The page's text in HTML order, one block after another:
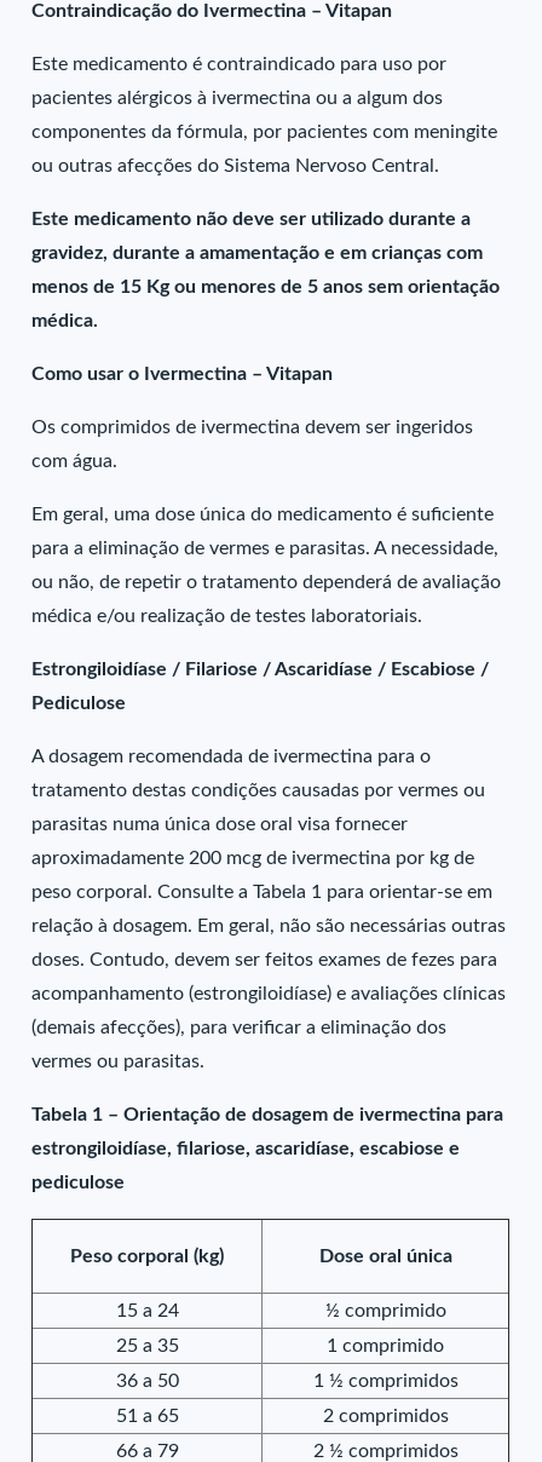
Contraindicação do Ivermectina – Vitapan
Este medicamento é contraindicado para uso por
pacientes alérgicos à ivermectina ou a algum dos
componentes da fórmula, por pacientes com meningite
ou outras afecções do Sistema Nervoso Central.
Este medicamento não deve ser utilizado durante a
gravidez, durante a amamentação e em crianças com
menos de 15 Kg ou menores de 5 anos sem orientação
médica.
Como usar o Ivermectina – Vitapan
Os comprimidos de ivermectina devem ser ingeridos
com água.
Em geral, uma dose única do medicamento é suficiente
para a eliminação de vermes e parasitas. A necessidade,
ou não, de repetir o tratamento dependerá de avaliação
médica e/ou realização de testes laboratoriais.
Estrongiloidíase / Filariose / Ascaridíase / Escabiose /
Pediculose
A dosagem recomendada de ivermectina para o
tratamento destas condições causadas por vermes ou
parasitas numa única dose oral visa fornecer
aproximadamente 200 mcg de ivermectina por kg de
peso corporal. Consulte a Tabela 1 para orientar-se em
relação à dosagem. Em geral, não são necessárias outras
doses. Contudo, devem ser feitos exames de fezes para
acompanhamento (estrongiloidíase) e avaliações clínicas
(demais afecções), para verificar a eliminação dos
vermes ou parasitas.
Tabela 1 – Orientação de dosagem de ivermectina para
estrongiloidíase, filariose, ascaridíase, escabiose e
pediculose
Peso corporal (kg) Dose oral única
15 a 24
½ comprimido
25 a 35
1 comprimido
36 a 50
1 ½ comprimidos
51 a 65
2 comprimidos
66 a 79
2 ½ comprimidos